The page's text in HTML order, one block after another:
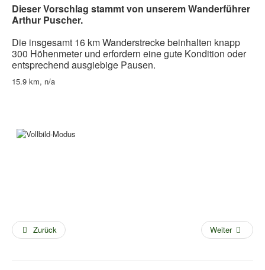
Dieser Vorschlag stammt von unserem Wanderführer
Arthur Puscher.
Die insgesamt 16 km Wanderstrecke beinhalten knapp
300 Höhenmeter und erfordern eine gute Kondition oder
entsprechend ausgiebige Pausen.
15.9 km, n/a
Zurück Weiter